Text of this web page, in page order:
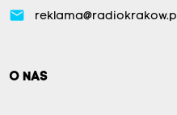
email reklama@radiokrakow.pl
O NAS